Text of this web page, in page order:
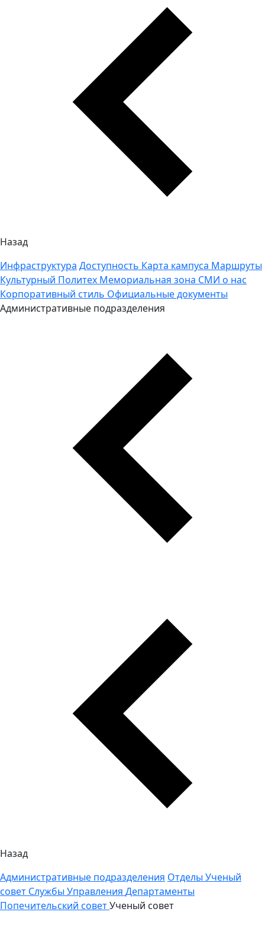
Назад
Инфраструктура Доступность Карта кампуса Маршруты
Культурный Политех Мемориальная зона СМИ о нас
Корпоративный стиль Официальные документы
Административные подразделения
Назад
Административные подразделения Отделы Ученый
совет Службы Управления Департаменты
Попечительский советУченый совет